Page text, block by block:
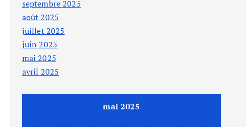
septembre 2025
août 2025
juillet 2025
juin 2025
mai 2025
avril 2025
mai 2025